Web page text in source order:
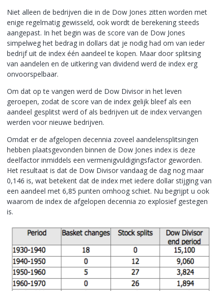
Niet alleen de bedrijven die in de Dow Jones zitten worden met
enige regelmatig gewisseld, ook wordt de berekening steeds
aangepast. In het begin was de score van de Dow Jones
simpelweg het bedrag in dollars dat je nodig had om van ieder
bedrijf uit de index één aandeel te kopen. Maar door splitsing
van aandelen en de uitkering van dividend werd de index erg
onvoorspelbaar.
Om dat op te vangen werd de Dow Divisor in het leven
geroepen, zodat de score van de index gelijk bleef als een
aandeel gesplitst werd of als bedrijven uit de index vervangen
werden voor nieuwe bedrijven.
Omdat er de afgelopen decennia zoveel aandelensplitsingen
hebben plaatsgevonden binnen de Dow Jones index is deze
deelfactor inmiddels een vermenigvuldigingsfactor geworden.
Het resultaat is dat de Dow Divisor vandaag de dag nog maar
0,146 is, wat betekent dat de index met iedere dollar stijging van
een aandeel met 6,85 punten omhoog schiet. Nu begrijpt u ook
waarom de index de afgelopen decennia zo explosief gestegen
is.